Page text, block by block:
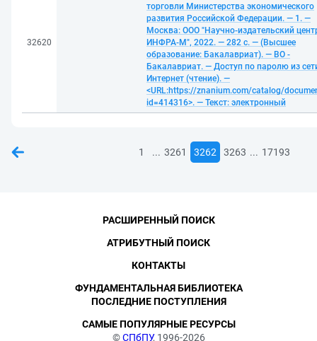
32620
торговли Министерства экономического
развития Российской Федерации. — 1. —
Москва: ООО "Научно-издательский
ИНФРА-М", 2022. — 282 с. — (Высшее
образование: Бакалавриат). — ВО -
Бакалавриат. — Доступ по паролю из
Интернет (чтение). —
<URL:https://znanium.com/catalog/
id=414316>. — Текст: электронный
1 ... 3261 3262 3263 ... 17193
©СПбПУ, 1996-2026
РАСШИРЕННЫЙ ПОИСК
АТРИБУТНЫЙ ПОИСК
КОНТАКТЫ
ФУНДАМЕНТАЛЬНАЯ БИБЛИОТЕКА
ПОСЛЕДНИЕ ПОСТУПЛЕНИЯ
САМЫЕ ПОПУЛЯРНЫЕ РЕСУРСЫ